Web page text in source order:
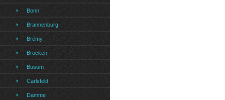
Bonn
Brannenburg
Brémy
Brocken
Busum
Carlsfeld
Damme